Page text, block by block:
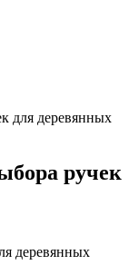
для деревянных
ручек